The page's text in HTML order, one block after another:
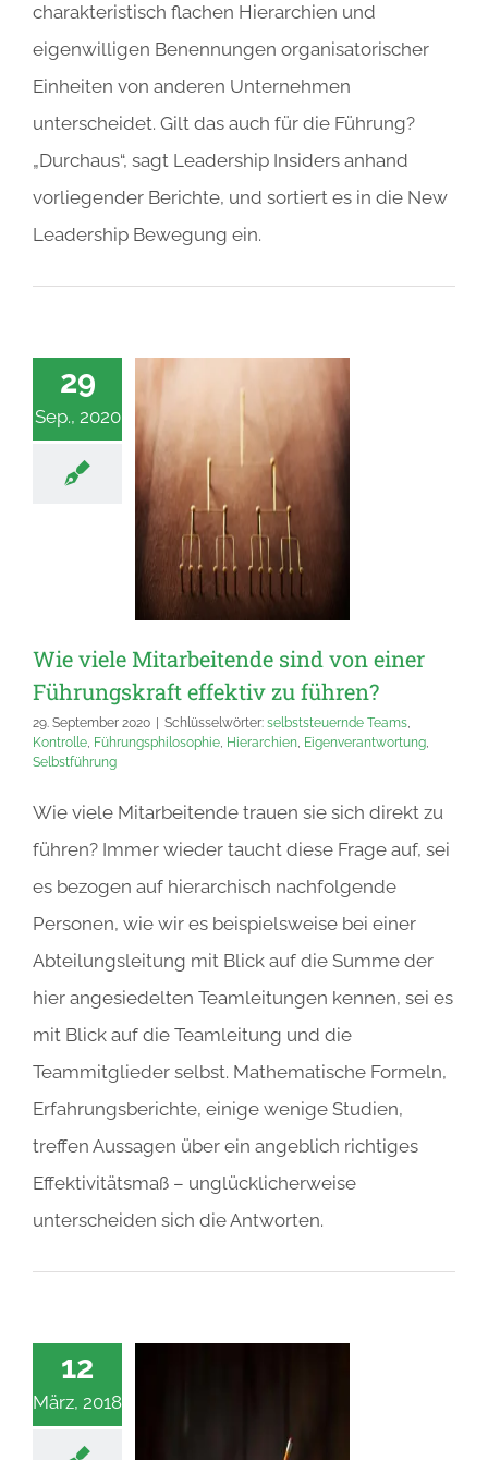
charakteristisch flachen Hierarchien und
eigenwilligen Benennungen organisatorischer
Einheiten von anderen Unternehmen
unterscheidet. Gilt das auch für die Führung?
„Durchaus“, sagt Leadership Insiders anhand
vorliegender Berichte, und sortiert es in die New
Leadership Bewegung ein.
29
Sep., 2020
Wie viele Mitarbeitende sind von einer
Führungskraft effektiv zu führen?
29. September 2020 Schlüsselwörter: selbststeuernde Teams,
Kontrolle, Führungsphilosophie, Hierarchien, Eigenverantwortung,
Selbstführung
Wie viele Mitarbeitende trauen sie sich direkt zu
führen? Immer wieder taucht diese Frage auf, sei
es bezogen auf hierarchisch nachfolgende
Personen, wie wir es beispielsweise bei einer
Abteilungsleitung mit Blick auf die Summe der
hier angesiedelten Teamleitungen kennen, sei es
mit Blick auf die Teamleitung und die
Teammitglieder selbst. Mathematische Formeln,
Erfahrungsberichte, einige wenige Studien,
treffen Aussagen über ein angeblich richtiges
Effektivitätsmaß – unglücklicherweise
unterscheiden sich die Antworten.
12
März, 2018